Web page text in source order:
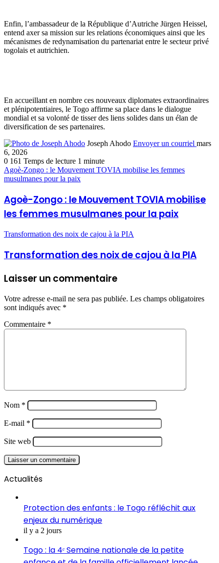
Enfin, l’ambassadeur de la République d’Autriche Jürgen Heissel,
entend axer sa mission sur les relations économiques ainsi que les
mécanismes de redynamisation du partenariat entre le secteur privé
togolais et autrichien.
En accueillant en nombre ces nouveaux diplomates extraordinaires
et plénipotentiaires, le Togo affirme sa place dans le dialogue
mondial et sa volonté de tisser des liens solides dans un élan de
diversification de ses partenaires.
Joseph Ahodo Envoyer un courriel mars
6, 2026
0 161 Temps de lecture 1 minute
Agoè-Zongo : le Mouvement TOVIA mobilise les femmes
musulmanes pour la paix
Agoè-Zongo : le Mouvement TOVIA mobilise
les femmes musulmanes pour la paix
Transformation des noix de cajou à la PIA
Transformation des noix de cajou à la PIA
Laisser un commentaire
Votre adresse e-mail ne sera pas publiée. Les champs obligatoires
sont indiqués avec *
Commentaire *
Nom *
E-mail *
Site web
Actualités
Protection des enfants : le Togo réfléchit aux
enjeux du numérique
il y a 2 jours
Togo : la 4ᵉ Semaine nationale de la petite